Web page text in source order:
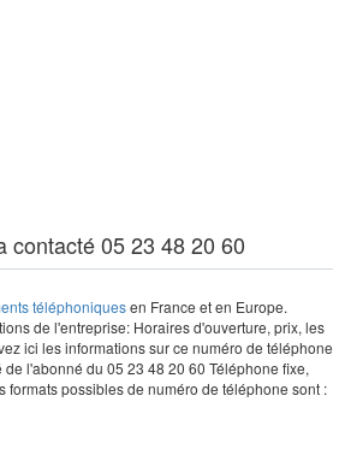
contacté 05 23 48 20 60
téléphoniquesen France et en Europe.
de l'entreprise: Horaires d'ouverture, prix, les
ici les informations sur ce numéro de téléphone
l'abonné du 05 23 48 20 60 Téléphone fixe,
formats possibles de numéro de téléphone sont :